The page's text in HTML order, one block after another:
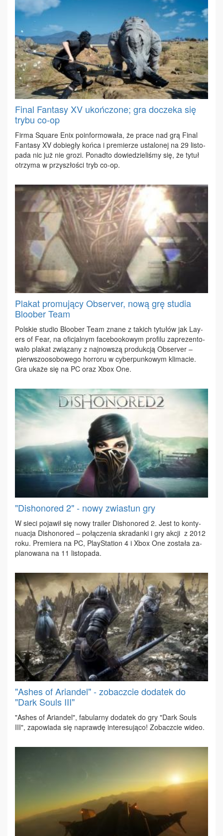
Final Fantasy XV ukończone; gra doczeka się
trybu co-op
Fir­ma Squ­are Enix po­in­for­mo­wa­ła, że pra­ce nad grą Fi­nal
Fan­ta­sy XV do­bie­gły koń­ca i pre­mie­rze usta­lo­nej na 29 li­sto­
pa­da nic już nie gro­zi. Po­nad­to do­wie­dzie­li­śmy się, że ty­tuł
otrzy­ma w przy­szło­ści tryb co-op.
Plakat promujący Observer, nową grę studia
Bloober Team
Pol­skie stu­dio Blo­ober Te­am zna­ne z ta­kich ty­tu­łów jak Lay­
ers of Fe­ar, na ofi­cjal­nym fa­ce­bo­oko­wym pro­fi­lu za­pre­zen­to­
wa­ło pla­kat zwią­za­ny z naj­now­szą pro­duk­cją Ob­se­rver –
pierw­szo­oso­bo­we­go hor­ro­ru w cy­ber­pun­ko­wym kli­ma­cie.
Gra uka­że się na PC oraz Xbox One.
"Dishonored 2" - nowy zwiastun gry
W sie­ci po­ja­wił się no­wy tra­iler Di­sho­no­red 2. Jest to kon­ty­
nu­acja Di­sho­no­red – po­łą­cze­nia skra­dan­ki i gry ak­cji z 2012
ro­ku. Pre­mie­ra na PC, Play­Sta­tion 4 i Xbox One zo­sta­ła za­
pla­no­wa­na na 11 li­sto­pa­da.
"Ashes of Ariandel" - zobaczcie dodatek do
"Dark Souls III"
"Ashes of Arian­del", fa­bu­lar­ny do­da­tek do gry "Dark So­uls
III", za­po­wia­da się na­praw­dę in­te­re­su­ją­co! Zo­bacz­cie wi­deo.